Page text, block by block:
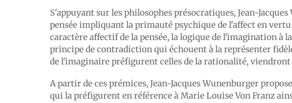
S'appuyant sur les philosophes présocratiques, Jean-
pensée impliquant la primauté psychique de l'affect en
caractère affectif de la pensée, la logique de l'imagination à
principe de contradiction qui échouent à la représenter
de l'imaginaire préfigurent celles de la rationalité, viendront
A partir de ces prémices, Jean-Jacques Wunenburger
qui la préfigurent en référence à Marie Louise Von Franz